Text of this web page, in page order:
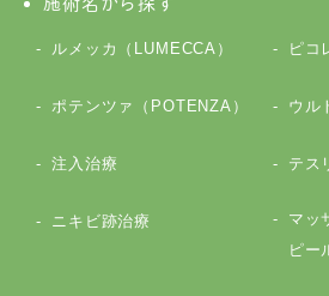
ルメッカ（LUMECCA） ピコ
ポテンツァ（POTENZA） ウル
注入治療 テス
ニキビ跡治療
マッ
ピー